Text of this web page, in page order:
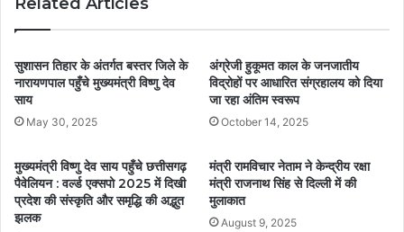
सुशासन तिहार के अंतर्गत बस्तर जिले के
नारायणपाल पहुँचे मुख्यमंत्री विष्णु देव
साय
May 30, 2025
अंग्रेजी हुकूमत काल के जनजातीय
विद्रोहों पर आधारित संग्रहालय को दिया
जा रहा अंतिम स्वरूप
October 14, 2025
मुख्यमंत्री विष्णु देव साय पहुँचे छत्तीसगढ़
पैवेलियन : वर्ल्ड एक्सपो 2025 में दिखी
प्रदेश की संस्कृति और समृद्धि की अद्भुत
झलक
मंत्री रामविचार नेताम ने केन्द्रीय रक्षा
मंत्री राजनाथ सिंह से दिल्ली में की
मुलाकात
August 9, 2025